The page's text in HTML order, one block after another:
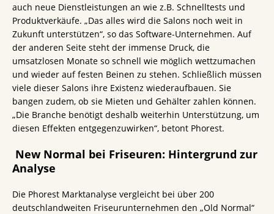
auch neue Dienstleistungen an wie z.B. Schnelltests und
Produktverkäufe. „Das alles wird die Salons noch weit in
Zukunft unterstützen“, so das Software-Unternehmen. Auf
der anderen Seite steht der immense Druck, die
umsatzlosen Monate so schnell wie möglich wettzumachen
und wieder auf festen Beinen zu stehen. Schließlich müssen
viele dieser Salons ihre Existenz wiederaufbauen. Sie
bangen zudem, ob sie Mieten und Gehälter zahlen können.
„Die Branche benötigt deshalb weiterhin Unterstützung, um
diesen Effekten entgegenzuwirken“, betont Phorest.
New Normal bei Friseuren: Hintergrund zur
Analyse
Die Phorest Marktanalyse vergleicht bei über 200
deutschlandweiten Friseurunternehmen den „Old Normal“